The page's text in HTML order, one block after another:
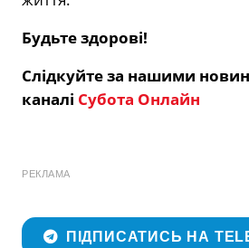
Будьте здорові!
Слідкуйте за нашими
каналі Субота Онлайн
РЕКЛАМА
ПІДПИСАТИСЬ НА